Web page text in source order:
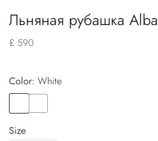
Льняная рубашка Alba
£ 590
Color:
white
Size